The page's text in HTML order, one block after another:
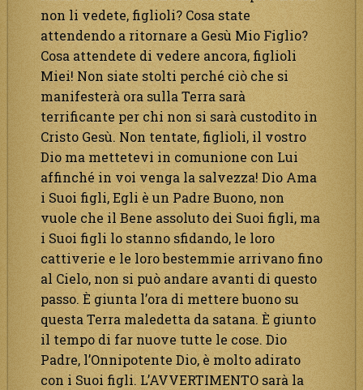
non li vedete, figlioli? Cosa state
attendendo a ritornare a Gesù Mio Figlio?
Cosa attendete di vedere ancora, figlioli
Miei! Non siate stolti perché ciò che si
manifesterà ora sulla Terra sarà
terrificante per chi non si sarà custodito in
Cristo Gesù. Non tentate, figlioli, il vostro
Dio ma mettetevi in comunione con Lui
affinché in voi venga la salvezza! Dio Ama
i Suoi figli, Egli è un Padre Buono, non
vuole che il Bene assoluto dei Suoi figli, ma
i Suoi figli lo stanno sfidando, le loro
cattiverie e le loro bestemmie arrivano fino
al Cielo, non si può andare avanti di questo
passo. È giunta l’ora di mettere buono su
questa Terra maledetta da satana. È giunto
il tempo di far nuove tutte le cose. Dio
Padre, l’Onnipotente Dio, è molto adirato
con i Suoi figli. L’AVVERTIMENTO sarà la